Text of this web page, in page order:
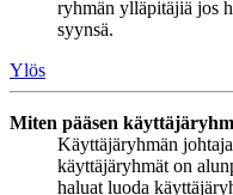
ryhmän ylläpitäjiä jos
syynsä.
Ylös
Miten pääsen
Käyttäjäryhmän
käyttäjäryhmät on
haluat luoda